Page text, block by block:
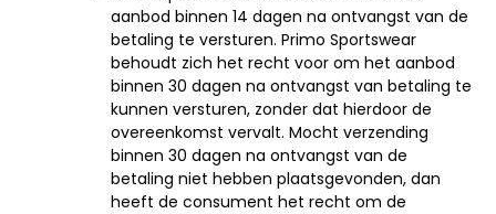
aanbod binnen 14 dagen na ontvangst van de
betaling te versturen. Primo Sportswear
behoudt zich het recht voor om het aanbod
binnen 30 dagen na ontvangst van betaling te
kunnen versturen, zonder dat hierdoor de
overeenkomst vervalt. Mocht verzending
binnen 30 dagen na ontvangst van de
betaling niet hebben plaatsgevonden, dan
heeft de consument het recht om de